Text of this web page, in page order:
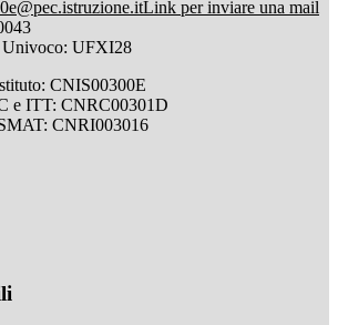
Link per inviare una mail
UFXI28
CNIS00300E
e ITT: CNRC00301D
CNRI003016